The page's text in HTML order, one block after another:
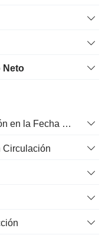
Neto
Total de Acciones en Circulación en la Fecha de Presentación
Circulación